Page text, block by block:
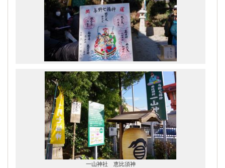
一山神社 恵比須神